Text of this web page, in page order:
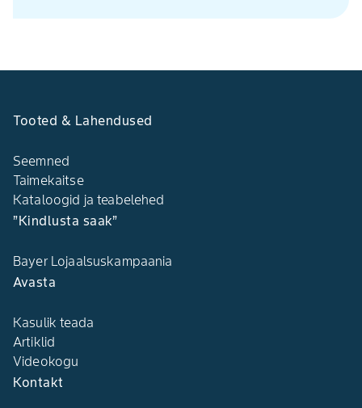
taimekaitsevahendeid on leitud ka Eestist
Tooted & Lahendused
Seemned
Taimekaitse
Kataloogid ja teabelehed
”Kindlusta saak”
Bayer Lojaalsuskampaania
Avasta
Kasulik teada
Artiklid
Videokogu
Kontakt